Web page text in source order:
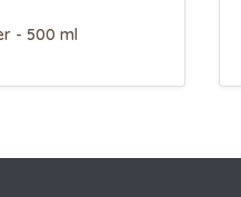
- 500 ml